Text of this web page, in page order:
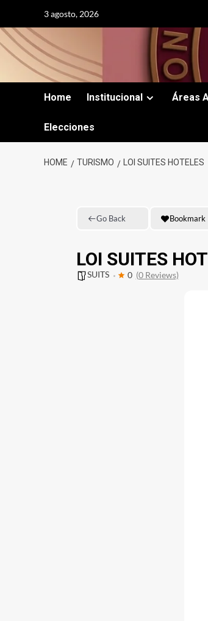
content
3 agosto, 2026
Home Institucional Áreas
Elecciones
HOME TURISMO LOI SUITES HOTELES
Go Back Bookmark
LOI SUITES
SUITS 0 (0 Reviews)